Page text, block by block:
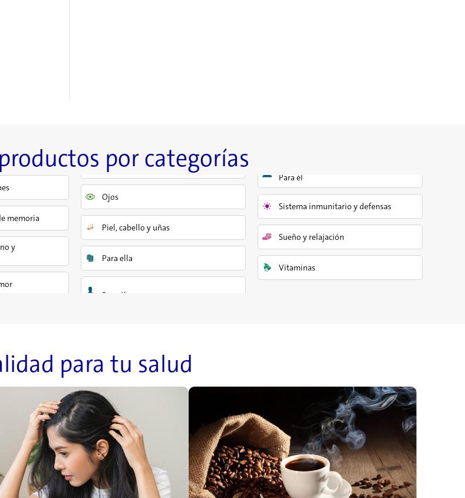
por categorías
memoria
y
Ojos
Piel, cabello y uñas
Para ella
Para él
Sistema inmunitario y defensas
Sueño y relajación
Vitaminas
para tu salud